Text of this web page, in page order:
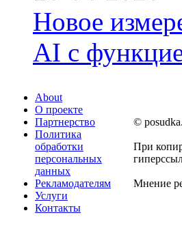
Новое
AI с
About
О проекте
Партнерство
Политика
обработки
персональных
данных
Рекламодателям
Услуги
Контакты
©
При
Мнение